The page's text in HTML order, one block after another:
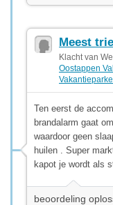
Meest
Klacht van
Oostappen
Ten eerst de
brandalarm gaat
waardoor geen
huilen . Super
kapot je wordt als
beoordeling